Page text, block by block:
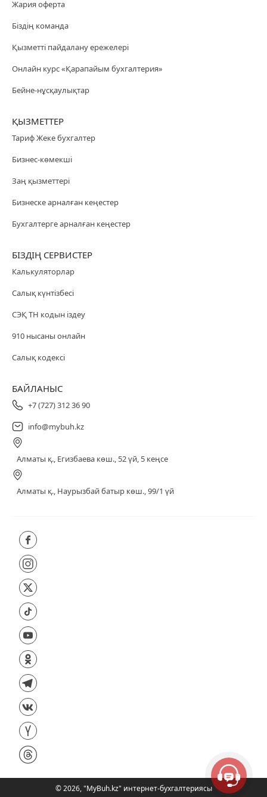
Жария оферта
Біздің команда
Қызметті пайдалану ережелері
Онлайн курс «Қарапайым бухгалтерия»
Бейне-нұсқаулықтар
ҚЫЗМЕТТЕР
Тариф Жеке бухгалтер
Бизнес-көмекші
Заң қызметтері
Бизнеске арналған кеңестер
Бухгалтерге арналған кеңестер
БІЗДІҢ СЕРВИСТЕР
Калькуляторлар
Салық күнтізбесі
СЭҚ ТН кодын іздеу
910 нысаны онлайн
Салық кодексі
БАЙЛАНЫС
+7 (727) 312 36 90
info@mybuh.kz
Алматы қ., Егизбаева көш., 52 үй, 5 кеңсе
Алматы қ., Наурызбай батыр көш., 99/1 үй
©2026,"MyBuh.kz" интернет-бухгалтериясы